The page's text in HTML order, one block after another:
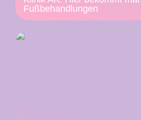
Fußbehandlungen